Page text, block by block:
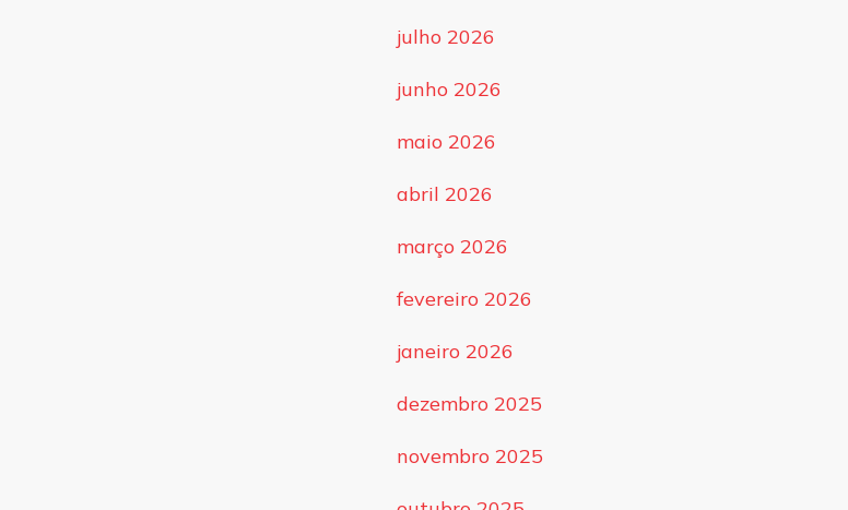
julho 2026
junho 2026
maio 2026
abril 2026
março 2026
fevereiro 2026
janeiro 2026
dezembro 2025
novembro 2025